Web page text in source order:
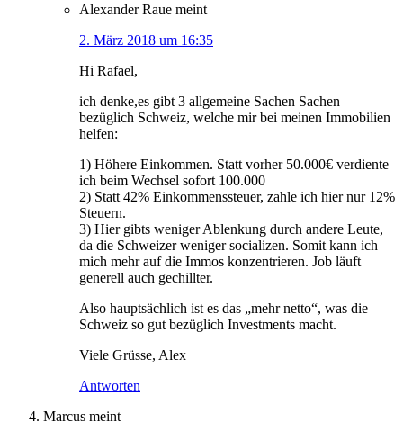
Alexander Raue meint
2. März 2018 um 16:35
Hi Rafael,
ich denke,es gibt 3 allgemeine Sachen Sachen
bezüglich Schweiz, welche mir bei meinen Immobilien
helfen:
1) Höhere Einkommen. Statt vorher 50.000€ verdiente
ich beim Wechsel sofort 100.000
2) Statt 42% Einkommenssteuer, zahle ich hier nur 12%
Steuern.
3) Hier gibts weniger Ablenkung durch andere Leute,
da die Schweizer weniger socializen. Somit kann ich
mich mehr auf die Immos konzentrieren. Job läuft
generell auch gechillter.
Also hauptsächlich ist es das „mehr netto“, was die
Schweiz so gut bezüglich Investments macht.
Viele Grüsse, Alex
Antworten
Marcus meint